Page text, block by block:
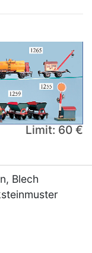
Limit: 60 €
Blech